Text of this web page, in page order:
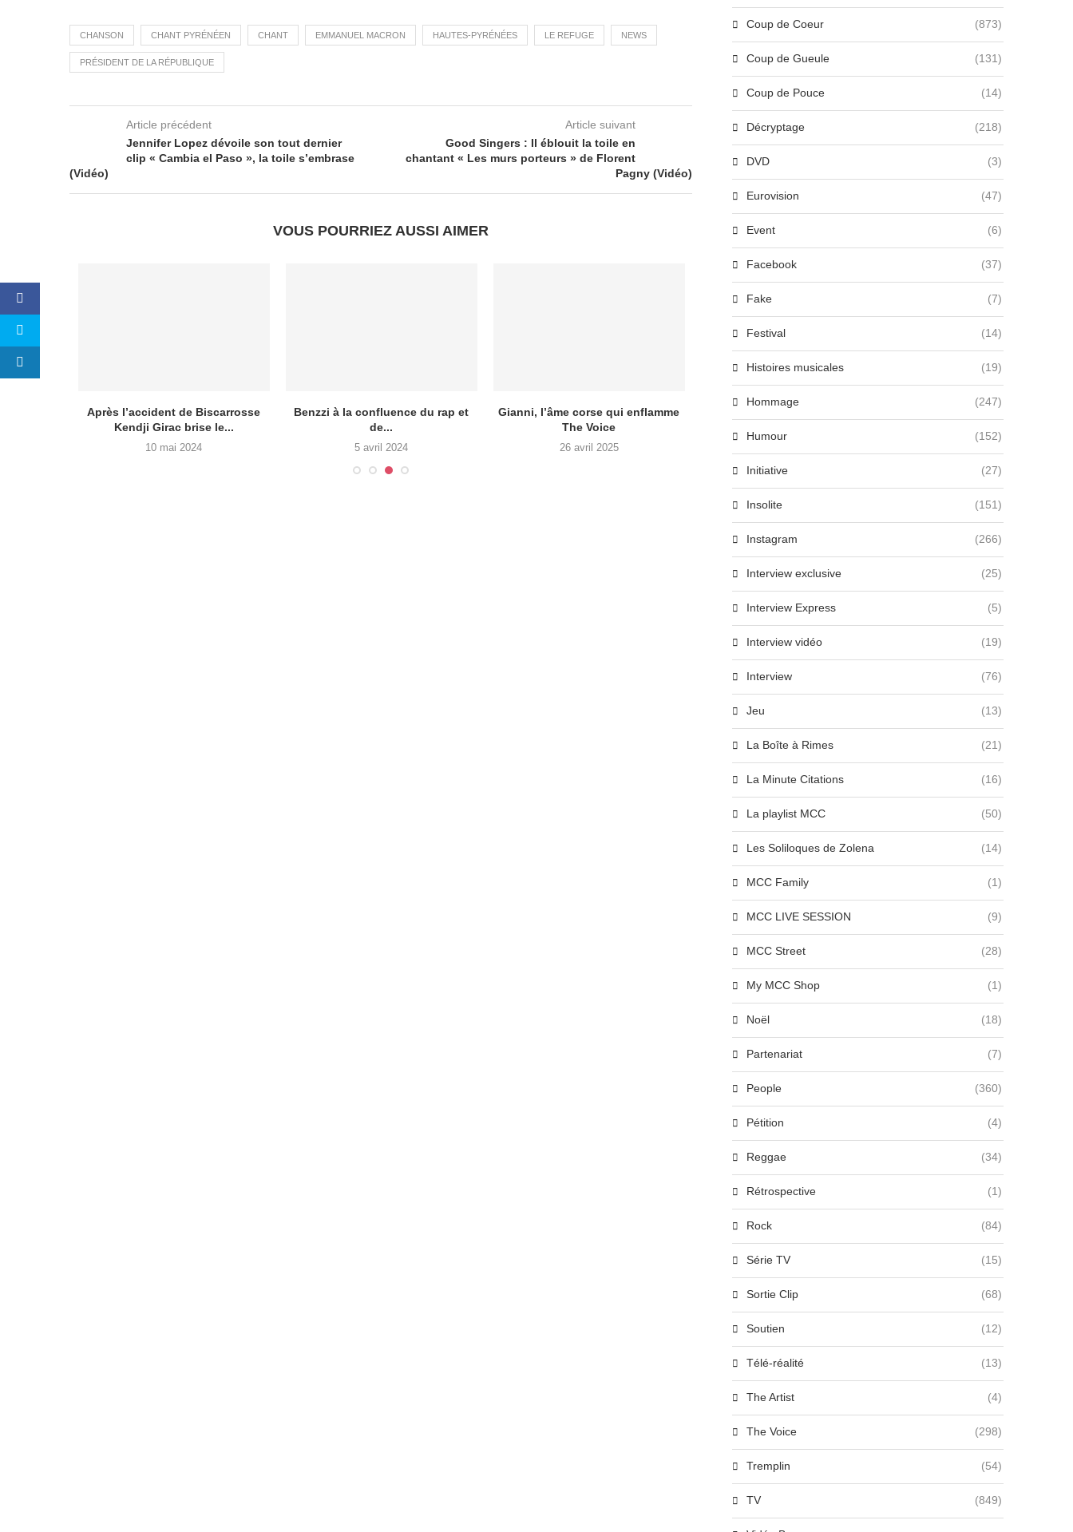
CHANSON CHANT PYRÉNÉEN CHANT EMMANUEL MACRON HAUTES-PYRÉNÉES LE REFUGE NEWS
PRÉSIDENT DE LA RÉPUBLIQUE
Article précédent
Jennifer Lopez dévoile son tout dernier
clip « Cambia el Paso », la toile s’embrase
(Vidéo)
Article suivant
Good Singers : Il éblouit la toile en
chantant « Les murs porteurs » de Florent
Pagny (Vidéo)
VOUS POURRIEZ AUSSI AIMER
Après l’accident de Biscarrosse
Kendji Girac brise le...
10 mai 2024
Benzzi à la confluence du rap et
de...
5 avril 2024
Gianni, l’âme corse qui enflamme
The Voice
26 avril 2025
Michèle Domi, référence de
France...
Emma Mantet, étoile
Coup de Coeur (873)
Coup de Gueule (131)
Coup de Pouce (14)
Décryptage (218)
DVD (3)
Eurovision (47)
Event (6)
Facebook (37)
Fake (7)
Festival (14)
Histoires musicales (19)
Hommage (247)
Humour (152)
Initiative (27)
Insolite (151)
Instagram (266)
Interview exclusive (25)
Interview Express (5)
Interview vidéo (19)
Interview (76)
Jeu (13)
La Boîte à Rimes (21)
La Minute Citations (16)
La playlist MCC (50)
Les Soliloques de Zolena (14)
MCC Family (1)
MCC LIVE SESSION (9)
MCC Street (28)
My MCC Shop (1)
Noël (18)
Partenariat (7)
People (360)
Pétition (4)
Reggae (34)
Rétrospective (1)
Rock (84)
Série TV (15)
Sortie Clip (68)
Soutien (12)
Télé-réalité (13)
The Artist (4)
The Voice (298)
Tremplin (54)
TV (849)